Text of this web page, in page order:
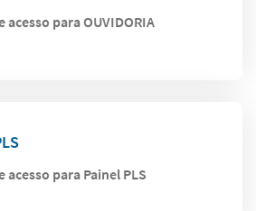
acesso para OUVIDORIA
acesso para Painel PLS